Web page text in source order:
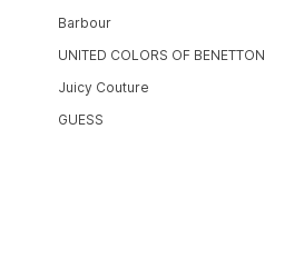
Barbour
UNITED COLORS OF BENETTON
Juicy Couture
GUESS